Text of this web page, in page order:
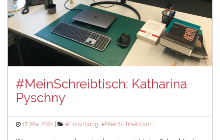
#MeinSchreibtisch: Katharina
Pyschny
Posted
17. Mai 2021 Categories
#Forschung,#MeinSchreibtisch